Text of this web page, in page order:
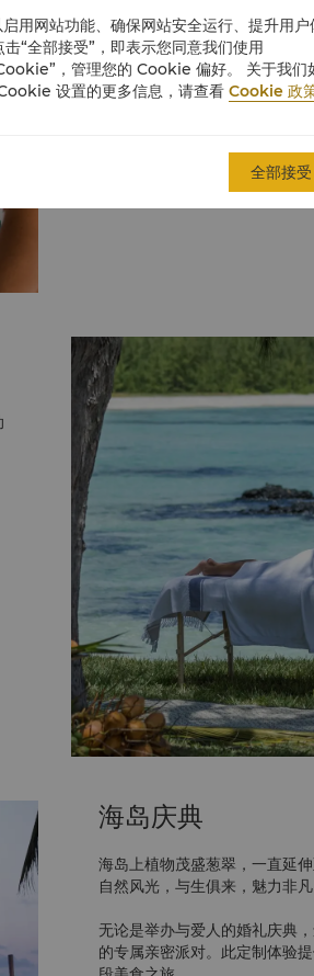
敬请提前预订。如需了解更
海岛庆典
海岛上植物茂盛葱翠，一直延
自然风光，与生俱来，魅力非
无论是举办与爱人的婚礼庆典
的专属亲密派对。此定制体验
用网站功能、确保网站安全运行、提升用户
“全部接受”，即表示您同意我们使用
，管理您的 Cookie 偏好。 关于我们
设置的更多信息，请查看 Cookie 政
全部接受